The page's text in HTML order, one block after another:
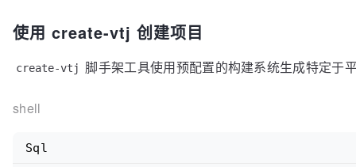
使用 create-vtj 创建项目
create-vtj 脚手架工具使用预配置的构建系统生成特定于
shell
Sql